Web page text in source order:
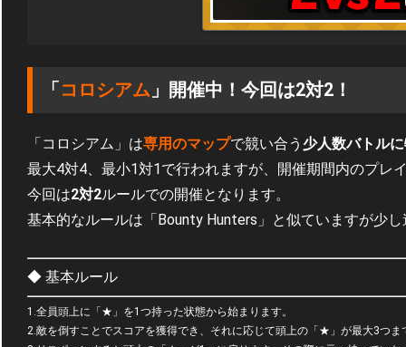
「 コロシアム」開催中！今回は2対2！
「コロシアム」は専用のマップで競い合う 少人数バトル
最大4対4、最小1対1で行われますが、開催期間内のプレ
今回は2対2ルールでの開催となります。
基本的なルールは「Bounty Hunters」と似ていますが少
◆ 基本ルール
1.全員頭上に「★」を1つ持った状態から始まります。
2.敵を倒すことでスコアを獲得でき、それに応じて頭上の「★」が最大3つま